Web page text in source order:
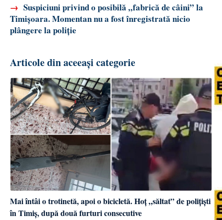
→ Suspiciuni privind o posibilă „fabrică de câini” la
Timișoara. Momentan nu a fost înregistrată nicio
plângere la poliție
Articole din aceeași categorie
Mai întâi o trotinetă, apoi o bicicletă. Hoț „săltat” de polițiști
în Timiș, după două furturi consecutive